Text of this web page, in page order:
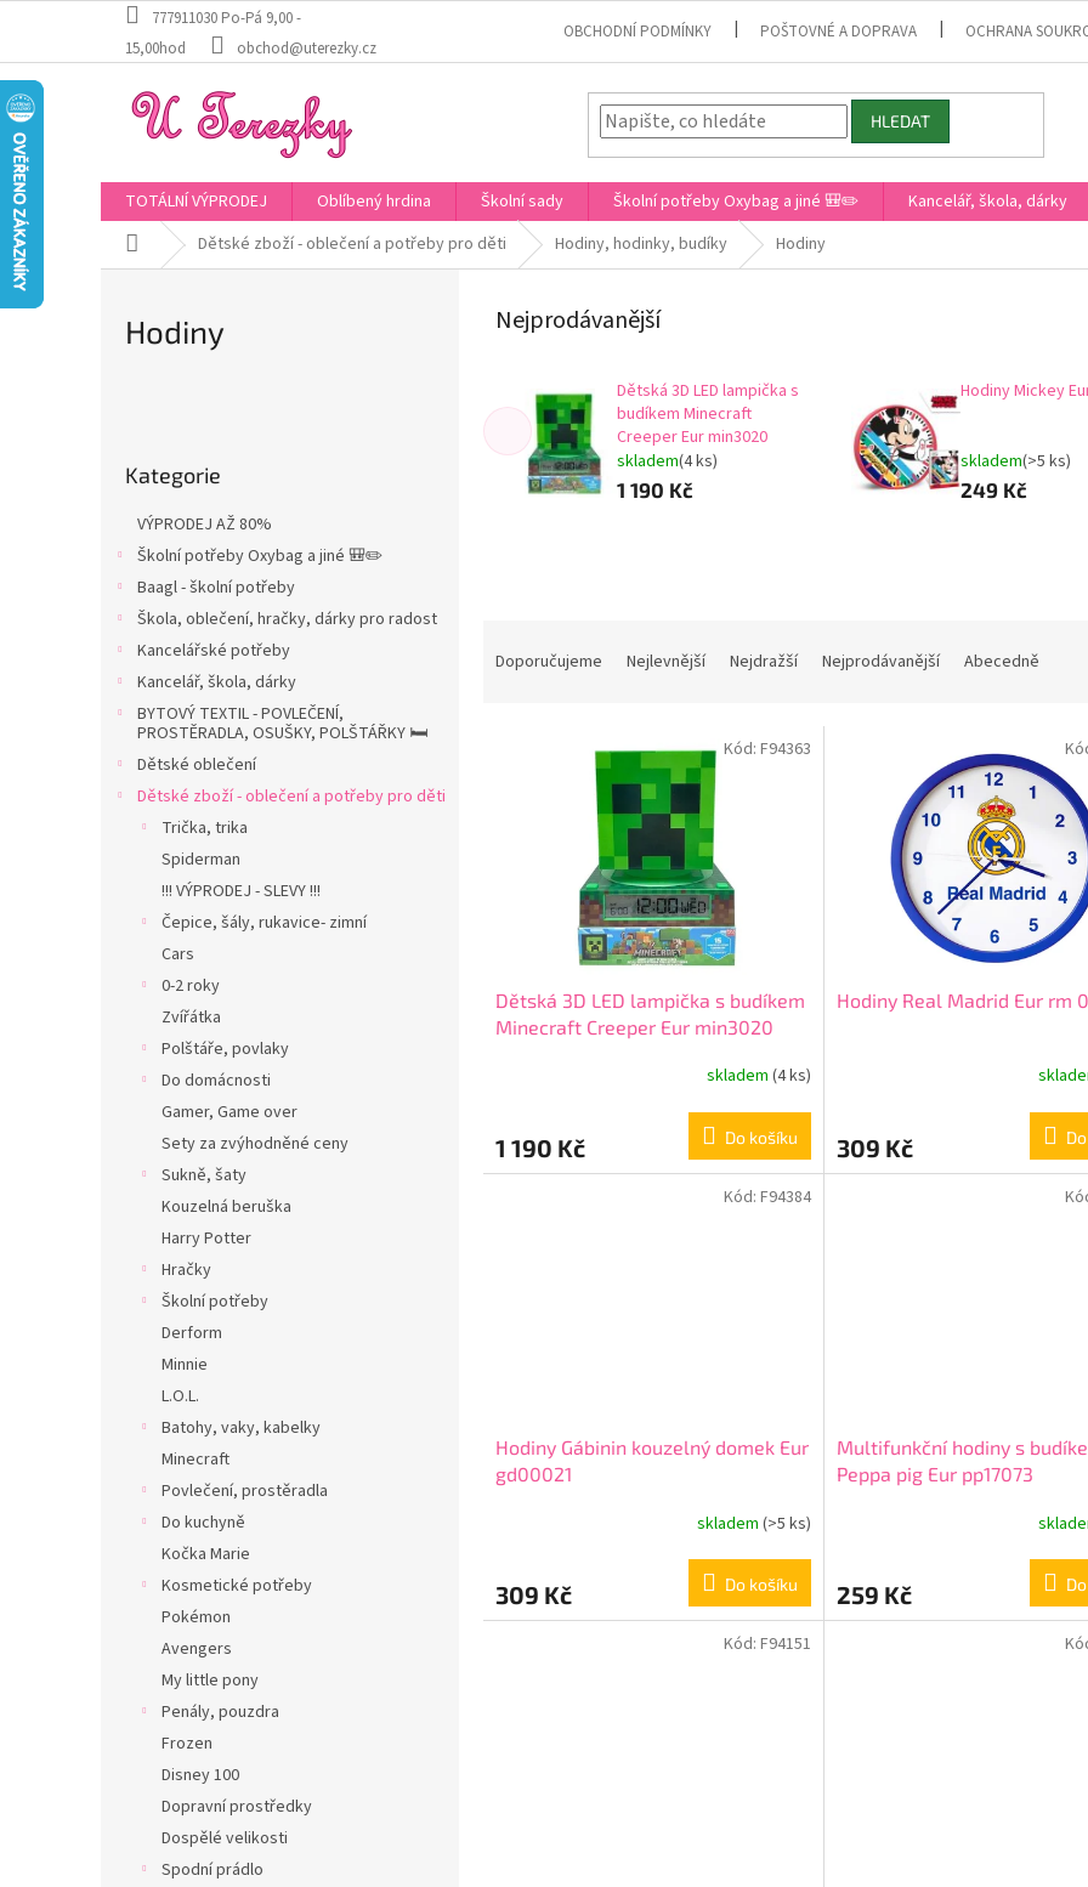
obsah
777911030 Po-Pá 9,00 -
15,00hod
obchod@uterezky.cz
OBCHODNÍ PODMÍNKY POŠTOVNÉ A DOPRAVA OCHRANA
HLEDAT
TOTÁLNÍ VÝPRODEJ Oblíbený hrdina Školní sady Školní potřeby Oxybag a jiné 🎒✏️ Kancelář, škola, dárky
Domů Dětské zboží - oblečení a potřeby pro děti Hodiny, hodinky, budíky Hodiny
Hodiny
kategorie
Kategorie
VÝPRODEJ AŽ 80%
Školní potřeby Oxybag a jiné 🎒✏️
Baagl - školní potřeby
Škola, oblečení, hračky, dárky pro radost
Kancelářské potřeby
Kancelář, škola, dárky
BYTOVÝ TEXTIL - POVLEČENÍ,
PROSTĚRADLA, OSUŠKY, POLŠTÁŘKY 🛏️
Dětské oblečení
Dětské zboží - oblečení a potřeby pro děti
Trička, trika
Spiderman
!!! VÝPRODEJ - SLEVY !!!
Čepice, šály, rukavice- zimní
Cars
0-2 roky
Zvířátka
Polštáře, povlaky
Do domácnosti
Gamer, Game over
Sety za zvýhodněné ceny
Sukně, šaty
Kouzelná beruška
Harry Potter
Hračky
Školní potřeby
Derform
Minnie
L.O.L.
Batohy, vaky, kabelky
Minecraft
Povlečení, prostěradla
Do kuchyně
Kočka Marie
Kosmetické potřeby
Pokémon
Avengers
My little pony
Penály, pouzdra
Frozen
Disney 100
Dopravní prostředky
Dospělé velikosti
Spodní prádlo
Nejprodávanější
Dětská 3D LED lampička s
budíkem Minecraft
Creeper Eur min3020
skladem(4 ks)
1 190 Kč
Hodiny Mickey
skladem(>5 ks)
249 Kč
Doporučujeme Nejlevnější Nejdražší Nejprodávanější Abecedně
Dětská 3D LED lampička s budíkem
Minecraft Creeper Eur min3020
skladem (4 ks)
1 190 Kč Do košíku
Kód: F94363
Hodiny Real Madrid Eur rm
309 Kč
Hodiny Gábinin kouzelný domek Eur
gd00021
skladem (>5 ks)
309 Kč Do košíku
Kód: F94384
Multifunkční hodiny s
Peppa pig Eur pp17073
259 Kč
Kód: F94151